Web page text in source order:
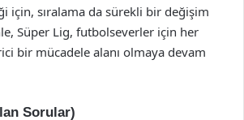
için, sıralama da sürekli bir değişim
Süper Lig, futbolseverler için her
bir mücadele alanı olmaya devam
Sorular)